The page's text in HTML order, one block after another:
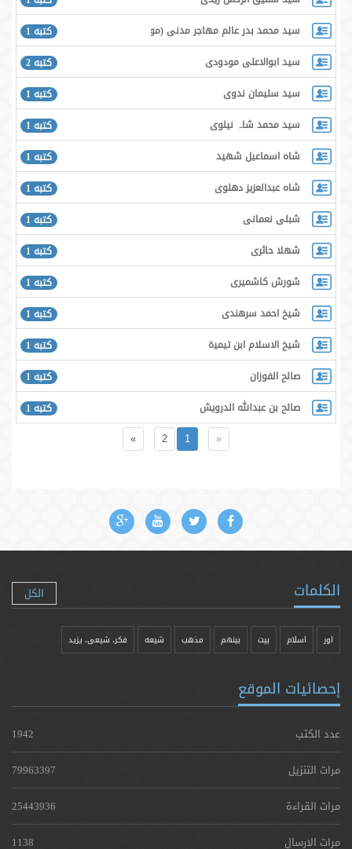
سيد محمد بدر عالم مهاجر مدنى (مولانا)
كتبه 1
سید ابوالاعلی مودودی
كتبه 2
سید سلیمان ندوی
كتبه 1
سید محمد شاہ نیلوی
كتبه 1
شاه اسماعيل شهيد
كتبه 1
شاه عبدالعزیز دهلوی
كتبه 1
شبلى نعمانى
كتبه 1
شهلا حائرى
كتبه 1
شورش كاشميرى
كتبه 1
شیخ احمد سرھندی
كتبه 1
شیخ الاسلام ابن تیمیۃ
كتبه 1
صالح الفوزان
كتبه 1
صالح بن عبدالله الدرويش
كتبه 1
«
1
2
»
الكلمات الكل
اور اسلام بیت بينهم مذهب شيعه فکر، شیعی، یزيد
إحصائيات الموقع
عدد الكتب
1942
مرات التنزيل
79963397
مرات القراءة
25443936
مرات الارسال
1138